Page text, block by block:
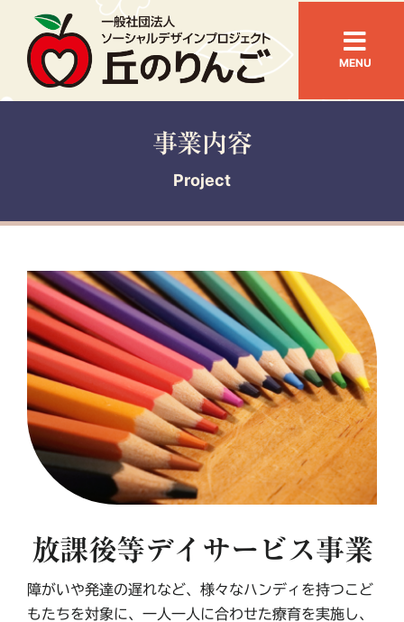
content
丘のりんごとは
事業内容
活動の紹介
アクセス
お問い合わせ
MENU
事業内容
Project
放課後等デイサービス事業
障がいや発達の遅れなど、様々なハンディを持つこど
もたちを対象に、一人一人に合わせた療育を実施し、